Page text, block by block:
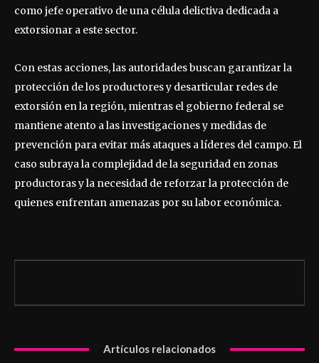
como jefe operativo de una célula delictiva dedicada a
extorsionar a este sector.
Con estas acciones, las autoridades buscan garantizar la
protección de los productores y desarticular redes de
extorsión en la región, mientras el gobierno federal se
mantiene atento a las investigaciones y medidas de
prevención para evitar más ataques a líderes del campo. El
caso subraya la complejidad de la seguridad en zonas
productoras y la necesidad de reforzar la protección de
quienes enfrentan amenazas por su labor económica.
Artículos relacionados